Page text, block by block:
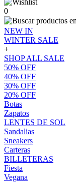
0
NEW IN
WINTER SALE
+
SHOP ALL SALE
50% OFF
40% OFF
30% OFF
20% OFF
Botas
Zapatos
LENTES DE SOL
Sandalias
Sneakers
Carteras
BILLETERAS
Fiesta
Vegana